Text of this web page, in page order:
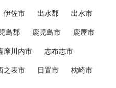
伊佐市 出水郡
出水市
島郡 鹿児島市
鹿屋市
摩川内市
志布志市
之表市 日置市
枕崎市